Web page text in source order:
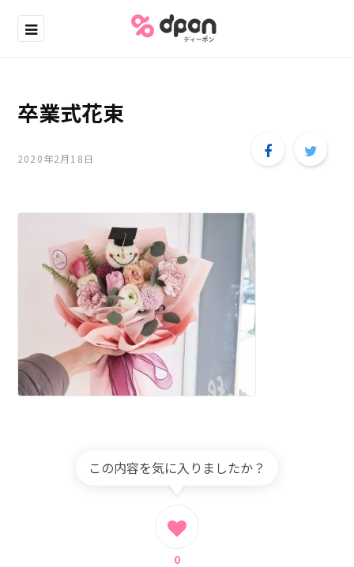
卒業式花束
2020年2月18日
この内容を気に入りましたか？
0